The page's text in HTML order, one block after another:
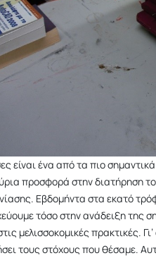
είναι ένα από τα πιο
προσφορά στην διατήρηση
Εβδομήντα στα εκατό
τόσο στην ανάδειξη της
μελισσοκομικές πρακτικές.
τους στόχους που θέσαμε.